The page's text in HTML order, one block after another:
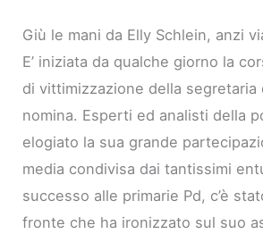
Giù le mani da Elly Schlein, anzi
E’ iniziata da qualche giorno la
di vittimizzazione della segretaria
nomina. Esperti ed analisti della
elogiato la sua grande
media condivisa dai tantissimi
successo alle primarie Pd, c’è
fronte che ha ironizzato sul suo